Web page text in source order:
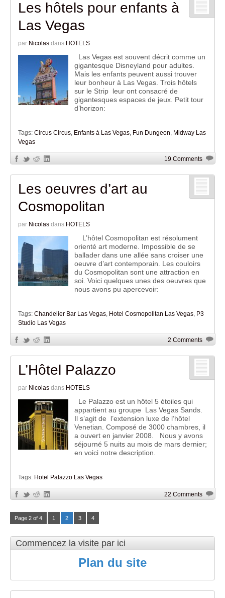
Les hôtels pour enfants à
Las Vegas
par Nicolas dans HOTELS
Las Vegas est souvent décrit comme un
gigantesque Disneyland pour adultes.
Mais les enfants peuvent aussi trouver
leur bonheur à Las Vegas. Trois hôtels
sur le Strip leur ont consacré de
gigantesques espaces de jeux. Petit tour
d’horizon:
Tags: Circus Circus, Enfants à Las Vegas, Fun Dungeon, Midway Las
Vegas
19 Comments
Les oeuvres d’art au
Cosmopolitan
par Nicolas dans HOTELS
L’hôtel Cosmopolitan est résolument
orienté art moderne. Impossible de se
ballader dans une allée sans croiser une
oeuvre d’art contemporain. Les couloirs
du Cosmopolitan sont une attraction en
soi. Voici quelques unes des oeuvres que
nous avons pu apercevoir:
Tags: Chandelier Bar Las Vegas, Hotel Cosmopolitan Las Vegas, P3
Studio Las Vegas
2 Comments
L’Hôtel Palazzo
par Nicolas dans HOTELS
Le Palazzo est un hôtel 5 étoiles qui
appartient au groupe Las Vegas Sands.
Il s’agit de l’extension luxe de l’hôtel
Venetian. Composé de 3000 chambres, il
a ouvert en janvier 2008. Nous y avons
séjourné 5 nuits au mois de mars dernier;
en voici notre description.
Tags: Hotel Palazzo Las Vegas
22 Comments
Page 2 of 4 1 2 3 4
Commencez la visite par ici
Plan du site